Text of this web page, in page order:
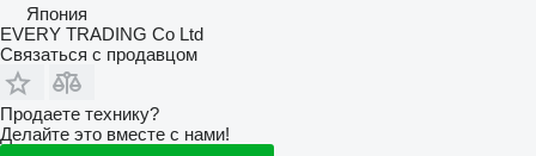
Япония
EVERY TRADING Co Ltd
Связаться с продавцом
Продаете технику?
Делайте это вместе с нами!